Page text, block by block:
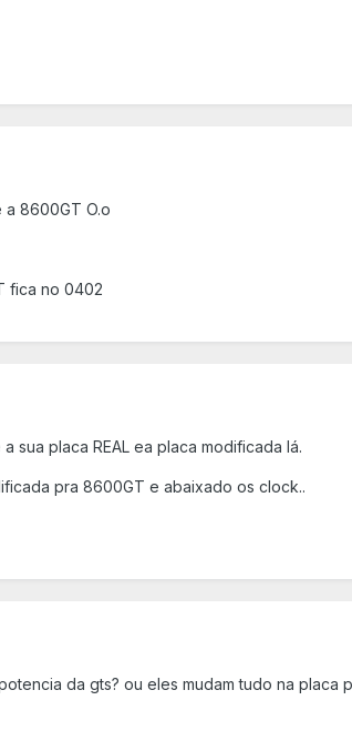
a 8600GT O.o
fica no 0402
sua placa REAL ea placa modificada lá.
pra 8600GT e abaixado os clock..
da gts? ou eles mudam tudo na placa